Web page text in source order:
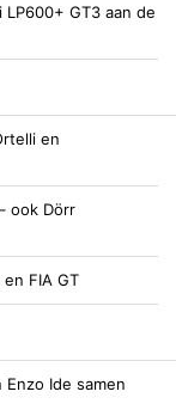
LP600+ GT3 aan de
en
ook Dörr
FIA GT
Ide samen